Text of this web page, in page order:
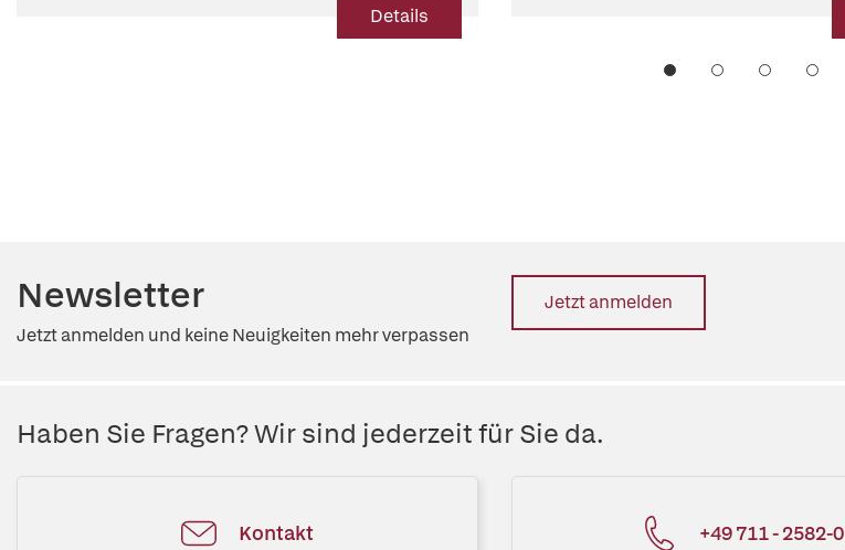
Details
Newsletter
Jetzt anmelden und keine Neuigkeiten mehr verpassen
Jetzt anmelden
Haben Sie Fragen? Wir sind jederzeit für Sie da.
Kontakt +49 711 - 2582-0